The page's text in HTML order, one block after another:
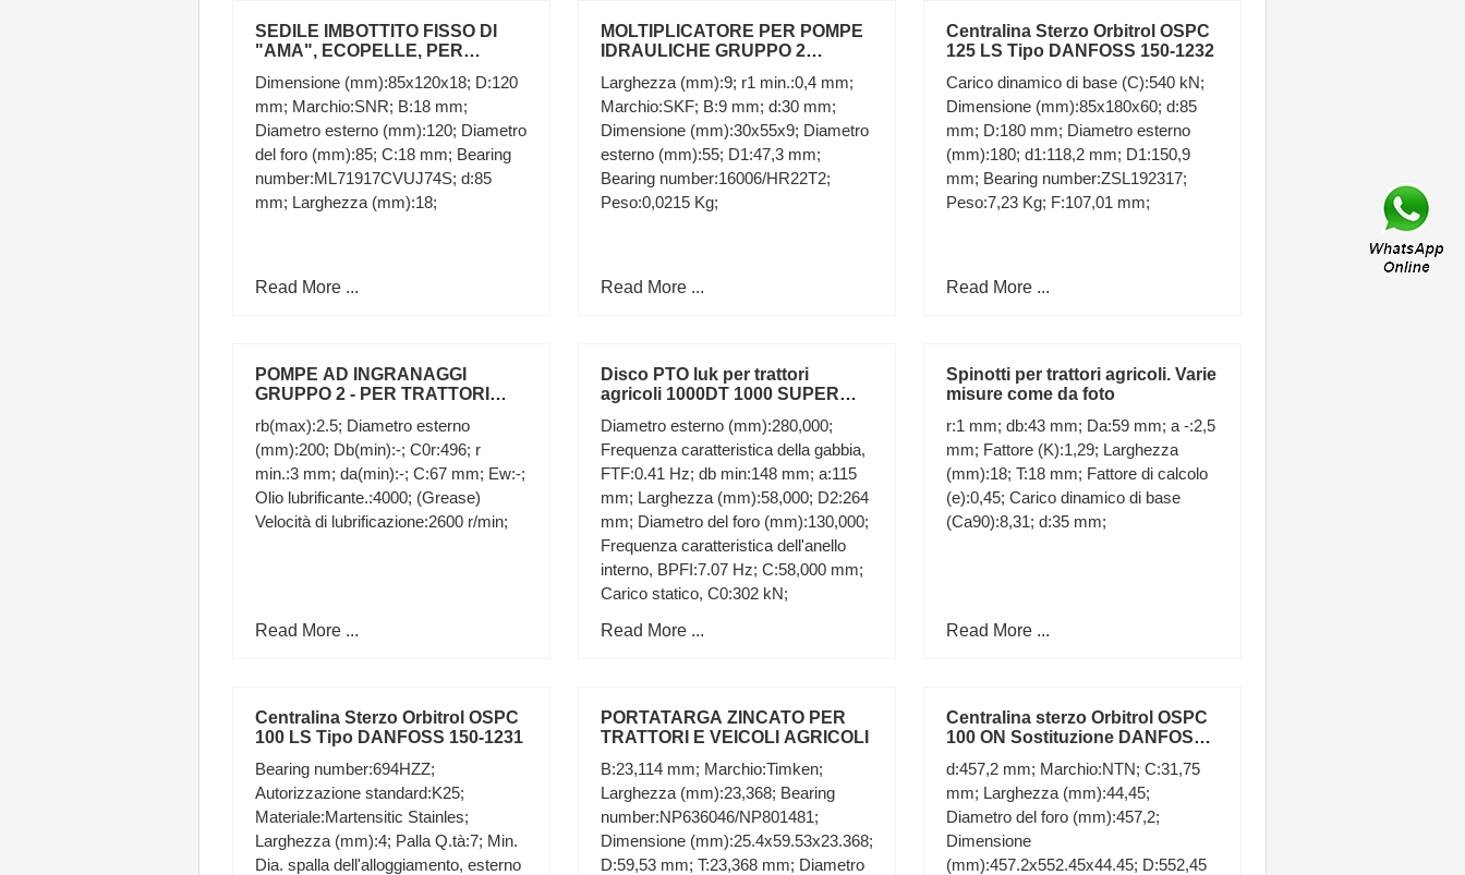
SEDILE IMBOTTITO FISSO DI
"AMA", ECOPELLE, PER
00059
Dimensione (mm):85x120x18; D:120
mm; Marchio:SNR; B:18 mm;
Diametro esterno (mm):120; Diametro
del foro (mm):85; C:18 mm; Bearing
number:ML71917CVUJ74S; d:85
mm; Larghezza (mm):18;
Read More ...
MOLTIPLICATORE PER POMPE
IDRAULICHE GRUPPO 2
MASCHIO
Larghezza (mm):9; r1 min.:0,4 mm;
Marchio:SKF; B:9 mm; d:30 mm;
Dimensione (mm):30x55x9; Diametro
esterno (mm):55; D1:47,3 mm;
Bearing number:16006/HR22T2;
Peso:0,0215 Kg;
Read More ...
Centralina Sterzo Orbitrol OSPC
125 LS Tipo DANFOSS 150-1232
Carico dinamico di base (C):540 kN;
Dimensione (mm):85x180x60; d:85
mm; D:180 mm; Diametro esterno
(mm):180; d1:118,2 mm; D1:150,9
mm; Bearing number:ZSL192317;
Peso:7,23 Kg; F:107,01 mm;
Read More ...
POMPE AD INGRANAGGI
GRUPPO 2 - PER TRATTORI
cm3, des
rb(max):2.5; Diametro esterno
(mm):200; Db(min):-; C0r:496; r
min.:3 mm; da(min):-; C:67 mm; Ew:-;
Olio lubrificante.:4000; (Grease)
Velocità di lubrificazione:2600 r/min;
Read More ...
Disco PTO luk per trattori
agricoli 1000DT 1000 SUPER
Diametro esterno (mm):280,000;
Frequenza caratteristica della gabbia,
FTF:0.41 Hz; db min:148 mm; a:115
mm; Larghezza (mm):58,000; D2:264
mm; Diametro del foro (mm):130,000;
Frequenza caratteristica dell'anello
interno, BPFI:7.07 Hz; C:58,000 mm;
Carico statico, C0:302 kN;
Read More ...
Spinotti per trattori agricoli. Varie
misure come da foto
r:1 mm; db:43 mm; Da:59 mm; a -:2,5
mm; Fattore (K):1,29; Larghezza
(mm):18; T:18 mm; Fattore di calcolo
(e):0,45; Carico dinamico di base
(Ca90):8,31; d:35 mm;
Read More ...
Centralina Sterzo Orbitrol OSPC
100 LS Tipo DANFOSS 150-1231
Bearing number:694HZZ;
Autorizzazione standard:K25;
Materiale:Martensitic Stainles;
Larghezza (mm):4; Palla Q.tà:7; Min.
Dia. spalla dell'alloggiamento, esterno
PORTATARGA ZINCATO PER
TRATTORI E VEICOLI AGRICOLI
B:23,114 mm; Marchio:Timken;
Larghezza (mm):23,368; Bearing
number:NP636046/NP801481;
Dimensione (mm):25.4x59.53x23.368;
D:59,53 mm; T:23,368 mm; Diametro
Centralina sterzo Orbitrol OSPC
100 ON Sostituzione DANFOSS
d:457,2 mm; Marchio:NTN; C:31,75
mm; Larghezza (mm):44,45;
Diametro del foro (mm):457,2;
Dimensione
(mm):457.2x552.45x44.45; D:552,45